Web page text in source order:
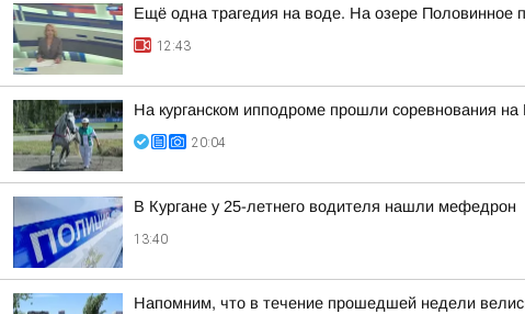
Ещё одна трагедия на воде. На озере Половинное
12:43
На курганском ипподроме прошли соревнования на
20:04
В Кургане у 25-летнего водителя нашли мефедрон
13:40
Напомним, что в течение прошедшей недели